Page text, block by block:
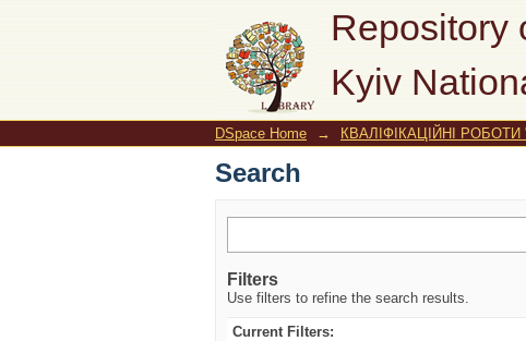
Repository
Kyiv
Search
DSpace Home → КВАЛІФІКАЦІЙНІ РОБОТИ
Search
Filters
Use filters to refine the search results.
Current Filters: